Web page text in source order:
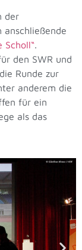
der
anschließende
Scholl“.
den SWR und
Runde zur
anderem die
für ein
als das